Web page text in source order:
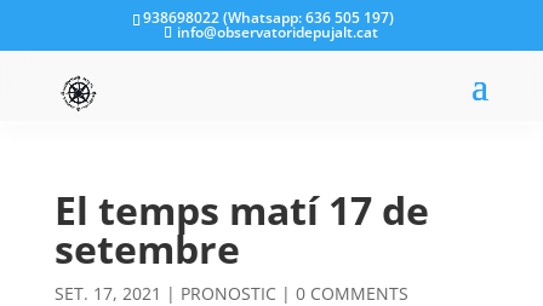
938698022 (Whatsapp: 636 505 197)
info@observatoridepujalt.cat
El temps matí 17 de
setembre
SET. 17, 2021 | PRONOSTIC | 0 COMMENTS